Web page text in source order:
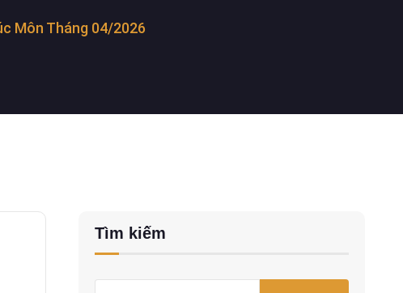
Môn Tháng 04/2026
Tìm kiếm